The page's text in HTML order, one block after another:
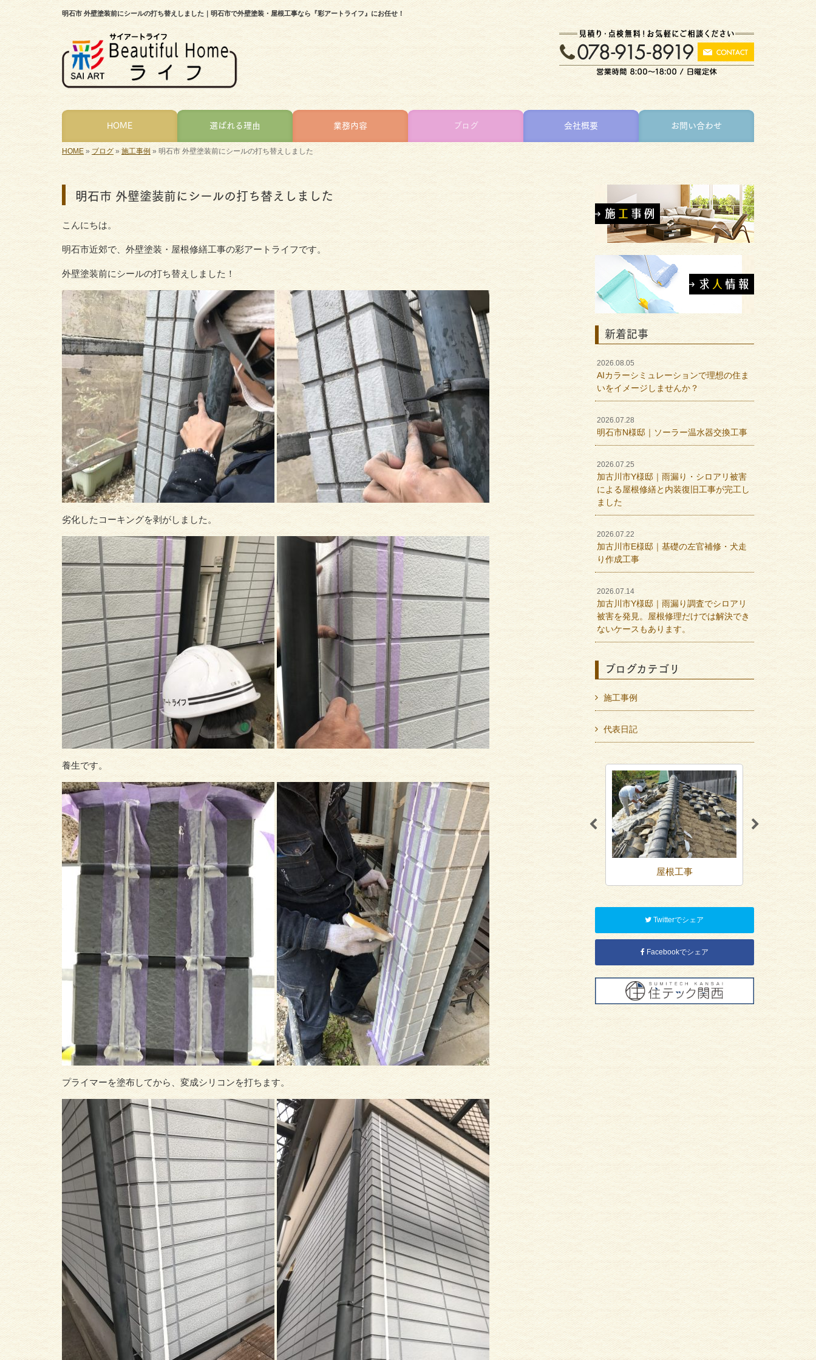
明石市 外壁塗装前にシールの打ち替えしました｜明石市で外壁塗装・屋根工事なら『彩アートライフ』にお任せ！
HOME 選ばれる理由 業務内容 ブログ 会社概要 お問い合わせ
HOME » ブログ» 施工事例 » 明石市 外壁塗装前にシールの打ち替えしました
明石市 外壁塗装前にシールの打ち替えしました
こんにちは。
明石市近郊で、外壁塗装・屋根修繕工事の彩アートライフです。
外壁塗装前にシールの打ち替えしました！
劣化したコーキングを剥がしました。
養生です。
プライマーを塗布してから、変成シリコンを打ちます。
新着記事
2026.08.05
AIカラーシミュレーションで理想の住ま
いをイメージしませんか？
2026.07.28
明石市N様邸｜ソーラー温水器交換工事
2026.07.25
加古川市Y様邸｜雨漏り・シロアリ被害
による屋根修繕と内装復旧工事が完工し
ました
2026.07.22
加古川市E様邸｜基礎の左官補修・犬走
り作成工事
2026.07.14
加古川市Y様邸｜雨漏り調査でシロアリ
被害を発見。屋根修理だけでは解決でき
ないケースもあります。
ブログカテゴリ
施工事例
代表日記
外壁・サイディング 外壁塗装 屋根工事 内装
Twitterでシェア
Facebookでシェア